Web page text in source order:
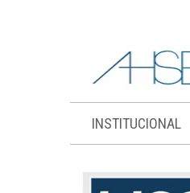
INSTITUCIONAL